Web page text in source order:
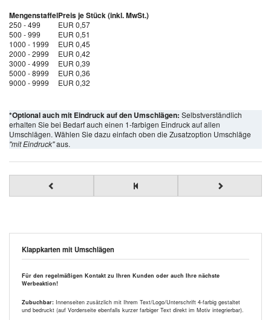
MengenstaffelPreis je Stück (inkl. MwSt.)
250 - 499
EUR 0,57
500 - 999
EUR 0,51
1000 - 1999
EUR 0,45
2000 - 2999
EUR 0,42
3000 - 4999
EUR 0,39
5000 - 8999
EUR 0,36
9000 - 9999
EUR 0,32
*Optional auch mit Eindruck auf den Umschlägen: Selbstverständlich
erhalten Sie bei Bedarf auch einen 1-farbigen Eindruck auf allen
Umschlägen. Wählen Sie dazu einfach oben die Zusatzoption Umschläge
"mit Eindruck"aus.
Klappkarten mit Umschlägen
Für den regelmäßigen Kontakt zu Ihren Kunden oder auch Ihre nächste
Werbeaktion!
Zubuchbar: Innenseiten zusätzlich mit Ihrem Text/Logo/Unterschrift 4-farbig gestaltet
und bedruckt (auf Vorderseite ebenfalls kurzer farbiger Text direkt im Motiv integrierbar).